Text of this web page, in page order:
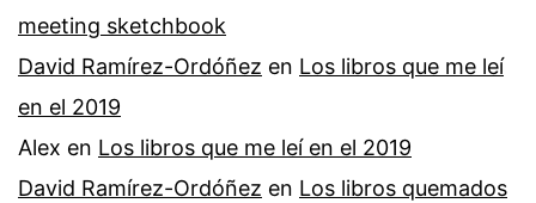
meeting sketchbook
David Ramírez-Ordóñez en Los libros que me leí
en el 2019
Alex en Los libros que me leí en el 2019
David Ramírez-Ordóñez en Los libros quemados